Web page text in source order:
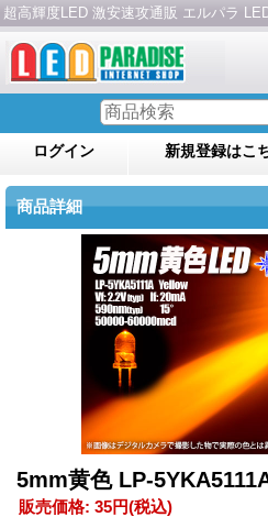
超高輝度LED 激安速攻通販 エルパラ
ログイン 新規登録はこ
商品詳細
5mm黄色 LP-
販売価格: 35円(税込)